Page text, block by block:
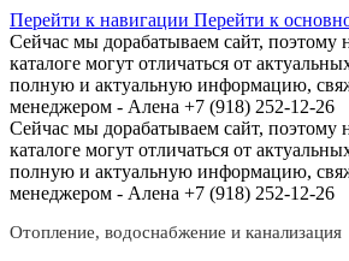
Перейти к навигации Перейти к
Сейчас мы дорабатываем сайт, поэтому
каталоге могут отличаться от
полную и актуальную информацию,
менеджером - Алена +7 (918) 252-12-26
Сейчас мы дорабатываем сайт, поэтому
каталоге могут отличаться от
полную и актуальную информацию,
менеджером - Алена +7 (918) 252-12-26
Отопление, водоснабжение и канализация